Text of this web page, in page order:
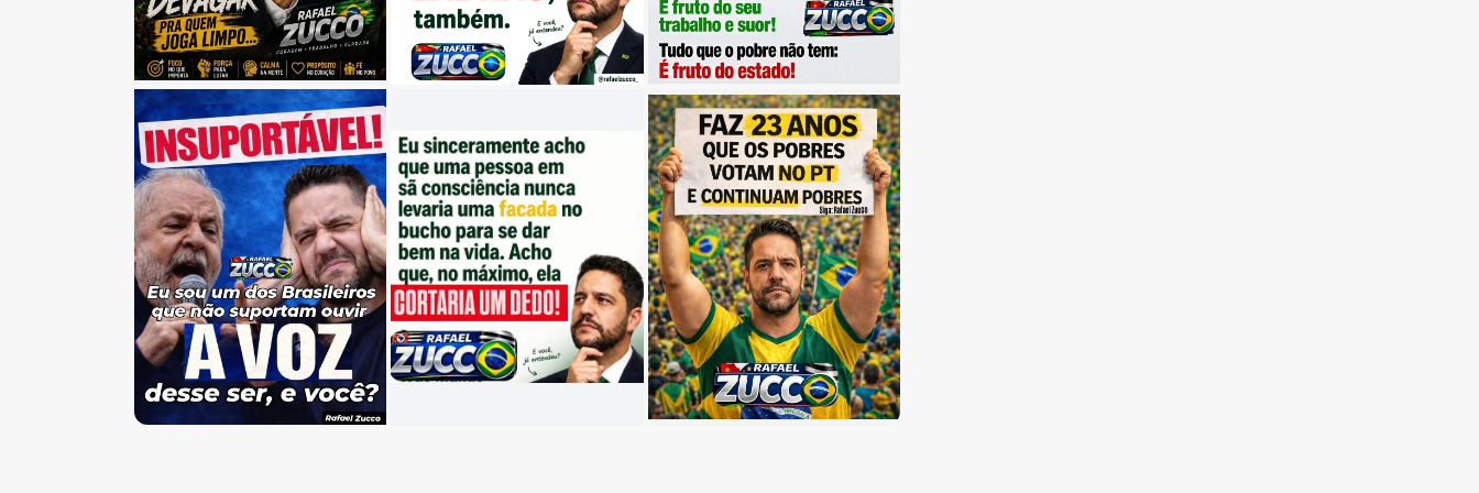
✔ Liberdade econômica e individual.
✔ Combate firme à corrupção.
✔ Fim dos privilégios políticos.
✔ Segurança pública de verdade.
✔ Defesa da família, da liberdade e da propriedade privada.
✔ Transparência total no uso do dinheiro público.
✔ Um Estado menor, mais eficiente e menos sufocante.
Essa campanha será construída com apoio popular.
Cada contribuição ajuda a ampliar nossa voz, alcançar mais pessoas e
enfrentar uma estrutura gigantesca que vive do poder.
Se você acredita que São Paulo e o Brasil precisam de renovação com
coragem, honestidade e firmeza, participe dessa missão.
Sua ajuda faz diferença.